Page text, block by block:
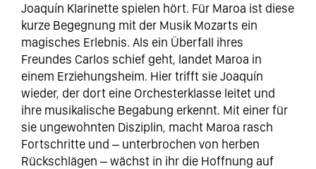
Joaquín Klarinette spielen hört. Für Maroa ist diese
kurze Begegnung mit der Musik Mozarts ein
magisches Erlebnis. Als ein Überfall ihres
Freundes Carlos schief geht, landet Maroa in
einem Erziehungsheim. Hier trifft sie Joaquín
wieder, der dort eine Orchesterklasse leitet und
ihre musikalische Begabung erkennt. Mit einer für
sie ungewohnten Disziplin, macht Maroa rasch
Fortschritte und – unterbrochen von herben
Rückschlägen – wächst in ihr die Hoffnung auf